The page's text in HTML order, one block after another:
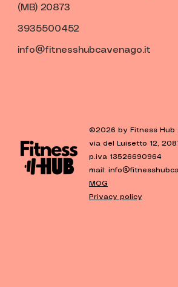
(MB) 20873
3935500452
info@fitnesshubcavenago.it
©2026 by Fitness Hub
via del Luisetto 12,
p.iva 13526690964
mail:
MOG
Privacy policy